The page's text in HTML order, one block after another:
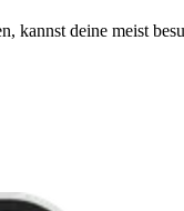
deine meist